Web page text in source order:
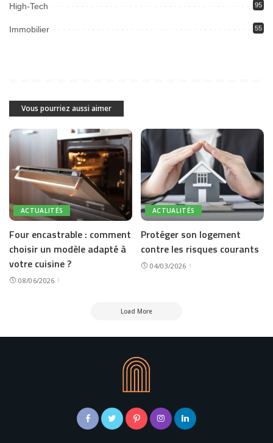
High-Tech 95
Immobilier 55
Vous pourriez aussi aimer
ACTUALITÉS
Four encastrable : comment
choisir un modèle adapté à
votre cuisine ?
08/06/2026
ACTUALITÉS
Protéger son logement
contre les risques courants
04/03/2026
Load More